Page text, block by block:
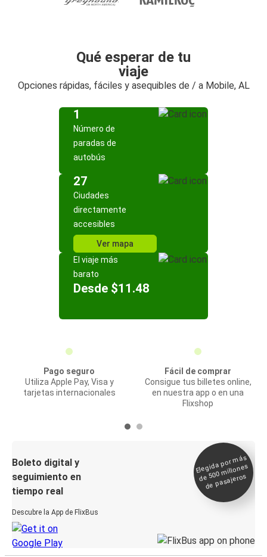
Qué esperar de tu
viaje
Opciones rápidas, fáciles y asequibles de / a Mobile, AL
1
Número de
paradas de
autobús
27
Ciudades
directamente
accesibles
Ver mapa
El viaje más
barato
Desde $11.48
Pago seguro
Utiliza Apple Pay, Visa y
tarjetas internacionales
Fácil de comprar
Consigue tus billetes online,
en nuestra app o en una
Flixshop
Boleto digital y
seguimiento en
tiempo real
Descubre la App de FlixBus
Elegida por
más
de 500
millones
de pasajeros